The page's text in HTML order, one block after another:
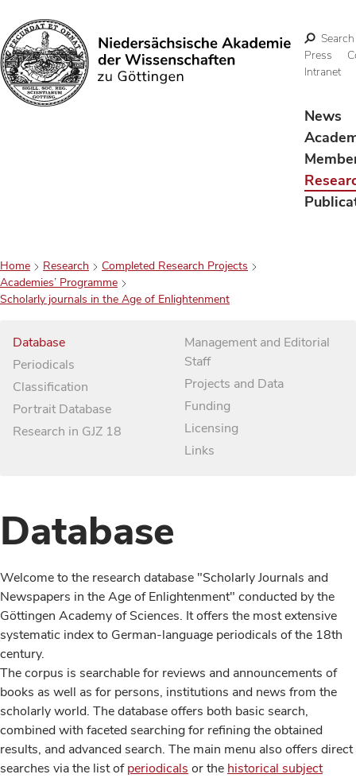
Search
Search
Press
Intranet
News
Home Research
Completed Research Projects
Academies’ Programme
Scholarly journals in the Age of Enlightenment
Database
Periodicals
Classification
Portrait Database
Research in GJZ 18
Management and Editorial
Staff
Projects and Data
Funding
Licensing
Links
Database
Welcome to the research database "Scholarly Journals and
Newspapers in the Age of Enlightenment" conducted by the
Göttingen Academy of Sciences. It offers the most extensive
systematic index to German-language periodicals of the 18th
century.
The corpus is searchable for reviews and announcements of
books as well as for persons, institutions and news from the
scholarly world. The database offers both basic search,
combined with faceted searching for refining the obtained
results, and advanced search. The main menu also offers direct
searches via the list ofperiodicals or the historical subject